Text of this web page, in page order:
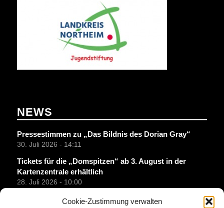
Cookie-Zustimmung verwalten
NEWS
Pressestimmen zu „Das Bildnis des Dorian Gray“
30. Juli 2026 - 14:11
Tickets für die „Domspitzen“ ab 3. August in der
Kartenzentrale erhältlich
28. Juli 2026 - 10:00
Lions-Club spendet 1000 Euro für die Jugendarbeit